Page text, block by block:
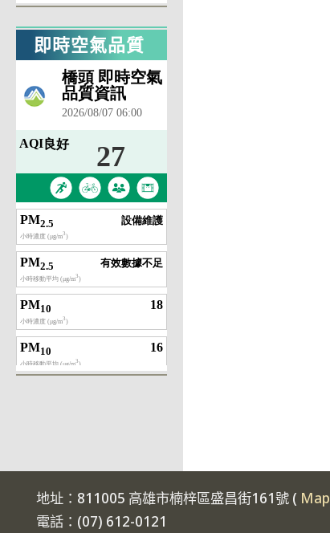
即時空氣品質
地址：811005 高雄市楠梓區盛昌街161號 ( Map
電話：(07) 612-0121